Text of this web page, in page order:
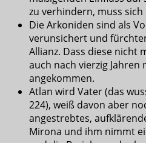
zu verhindern, muss sich
Die Arkoniden sind als
verunsichert und
Allianz. Dass diese nicht
auch nach vierzig
angekommen.
Atlan wird Vater (das
224), weiß davon aber
angestrebtes,
Mirona und ihm nimmt